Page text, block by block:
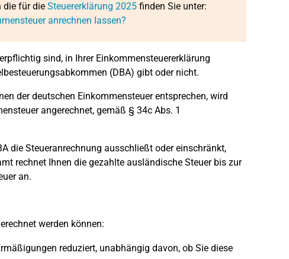
die für die Steuererklärung 2025finden Sie unter:
anrechnen lassen?
sind, in Ihrer Einkommensteuererklärung
(DBA) gibt oder nicht.
der deutschen Einkommensteuer entsprechen, wird
angerechnet, gemäß § 34c Abs. 1
die Steueranrechnung ausschließt oder einschränkt,
rechnet Ihnen die gezahlte ausländische Steuer bis zur
an.
werden können:
reduziert, unabhängig davon, ob Sie diese